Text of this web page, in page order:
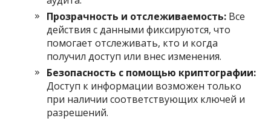
Прозрачность и отслеживаемость: Все
действия с данными фиксируются, что
помогает отслеживать, кто и когда
получил доступ или внес изменения.
Безопасность с помощью криптографии:
Доступ к информации возможен только
при наличии соответствующих ключей и
разрешений.